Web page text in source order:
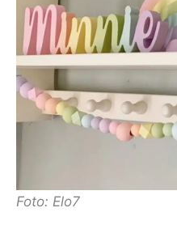
Foto: Elo7